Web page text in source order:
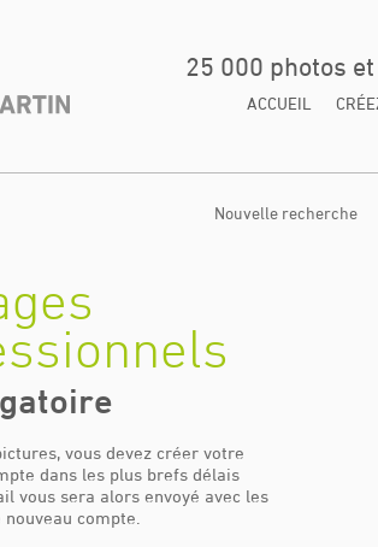
25 000 photos
ACCUEIL
Nouvelle recherche
vous devez créer votre
dans les plus brefs délais
vous sera alors envoyé avec les
compte.